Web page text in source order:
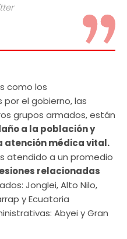
como los
el gobierno, las
grupos armados, están
a la población y
atención médica vital.
atendido a un promedio
relacionadas
Jonglei, Alto Nilo,
y Ecuatoria
Abyei y Gran